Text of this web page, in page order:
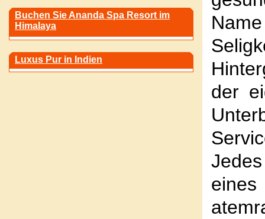
Buchen Sie Ananda Spa Resort im
Himalaya
Luxus Pur in Indien
der